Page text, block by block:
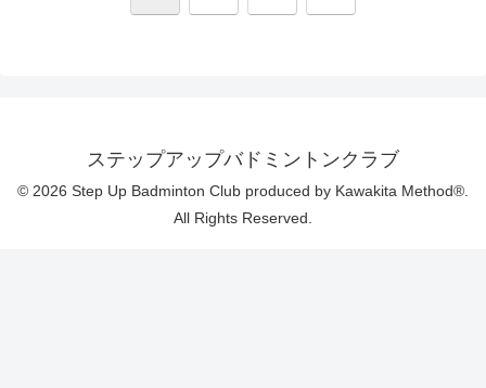
ステップアップバドミントンクラブ
© 2026 Step Up Badminton Club produced by Kawakita Method®.
All Rights Reserved.